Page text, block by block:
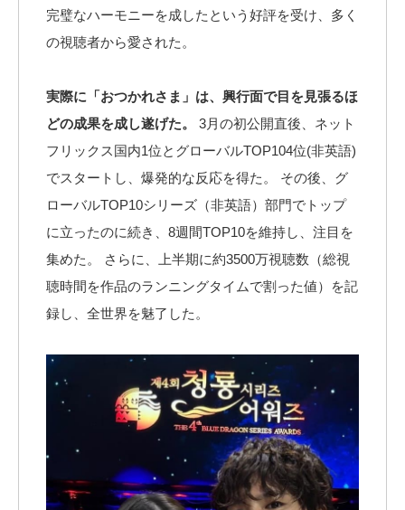
完璧なハーモニーを成したという好評を受け、多く
の視聴者から愛された。
実際に「おつかれさま」は、興行面で目を見張るほ
どの成果を成し遂げた。
3月の初公開直後、ネット
フリックス国内1位とグローバルTOP104位(非英語)
でスタートし、爆発的な反応を得た。 その後、グ
ローバルTOP10シリーズ（非英語）部門でトップ
に立ったのに続き、8週間TOP10を維持し、注目を
集めた。 さらに、上半期に約3500万視聴数（総視
聴時間を作品のランニングタイムで割った値）を記
録し、全世界を魅了した。